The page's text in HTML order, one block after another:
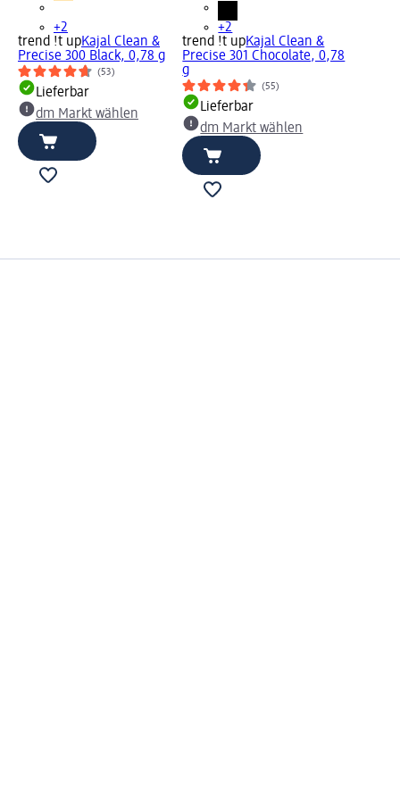
+2
trend !t upKajal Clean &
Precise 300 Black, 0,78 g
(53)
Lieferbar
dm Markt wählen
+2
trend !t upKajal Clean &
Precise 301 Chocolate, 0,78
g
(55)
Lieferbar
dm Markt wählen